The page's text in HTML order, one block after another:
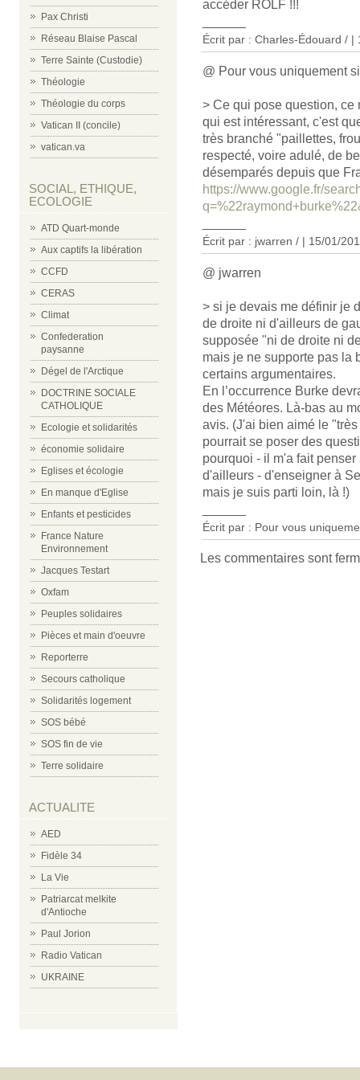
Pax Christi
Réseau Blaise Pascal
Terre Sainte (Custodie)
Théologie
Théologie du corps
Vatican II (concile)
vatican.va
SOCIAL, ETHIQUE,
ECOLOGIE
ATD Quart-monde
Aux captifs la libération
CCFD
CERAS
Climat
Confederation
paysanne
Dégel de l'Arctique
DOCTRINE SOCIALE
CATHOLIQUE
Ecologie et solidarités
économie solidaire
Eglises et écologie
En manque d'Eglise
Enfants et pesticides
France Nature
Environnement
Jacques Testart
Oxfam
Peuples solidaires
Pièces et main d'oeuvre
Reporterre
Secours catholique
Solidarités logement
SOS bébé
SOS fin de vie
Terre solidaire
ACTUALITE
AED
Fidèle 34
La Vie
Patriarcat melkite
d'Antioche
Paul Jorion
Radio Vatican
UKRAINE
accéder ROLF !!!
Écrit par : Charles-Édouard / |
@ Pour vous uniquement
> Ce qui pose question, ce
qui est intéressant, c'est
très branché "paillettes,
respecté, voire adulé, de
désemparés depuis que
https://www.google.fr/
Écrit par : jwarren / | 15/01/
@ jwarren
> si je devais me définir je
de droite ni d'ailleurs de
supposée "ni de droite ni
mais je ne supporte pas la
certains argumentaires.
En l’occurrence Burke
des Météores. Là-bas au
avis. (J'ai bien aimé le
pourrait se poser des
pourquoi - il m'a fait
d'ailleurs - d'enseigner à
mais je suis parti loin, là !)
Écrit par : Pour vous
Les commentaires sont